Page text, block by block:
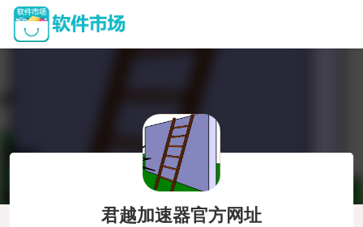
君越加速器官方网址